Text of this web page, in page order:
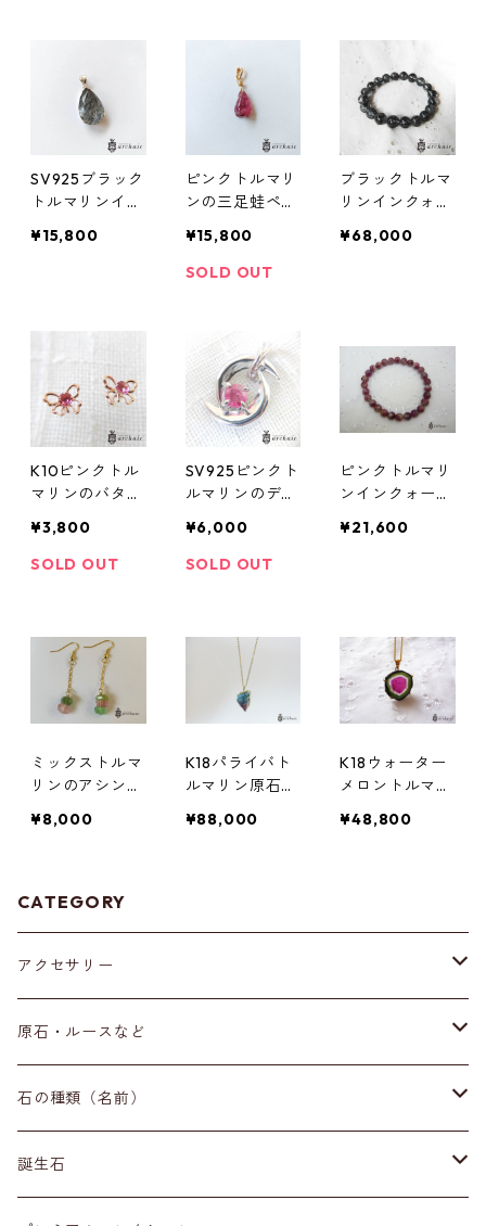
SV925ブラック
トルマリンイン
ダントトップ
¥15,800
ピンクトルマリ
ンの三足蛙ペン
¥15,800
SOLD OUT
ブラックトルマ
リンインクォー
ト（10mm）
¥68,000
K10ピンクトル
マリンのバタフ
¥3,800
SOLD OUT
SV925ピンクト
ルマリンのデザ
トップ
¥6,000
SOLD OUT
ピンクトルマリ
ンインクォーツ
(7mm)
¥21,600
ミックストルマ
リンのアシンメ
¥8,000
K18パライバト
ルマリン原石の
プ
¥88,000
K18ウォーター
メロントルマリ
トップ
¥48,800
CATEGORY
アクセサリー
ブレスレット
イヤリング・ピアス
ネックレス・ペンダントトップ
原石・ルースなど
原石
丸玉
石の種類（名前）
ア行
誕生石